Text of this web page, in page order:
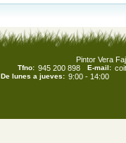
Pintor Vera
Tfno: 945 200 898 E-mail:
De lunes a jueves: 9:00 - 14:00